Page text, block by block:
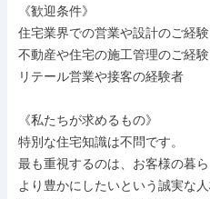
《歓迎条件》
住宅業界での営業や設計のご経験
不動産や住宅の施工管理のご経験
リテール営業や接客の経験者
《私たちが求めるもの》
特別な住宅知識は不問です。
最も重視するのは、お客様の暮
より豊かにしたいという誠実な人